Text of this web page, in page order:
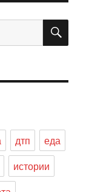
дтп
еда
истории